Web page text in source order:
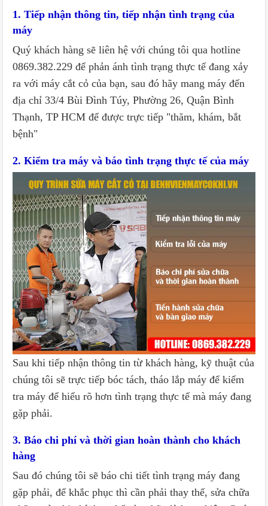
1. Tiếp nhận thông tin, tiếp nhận tình trạng của
máy
Quý khách hàng sẽ liên hệ với chúng tôi qua hotline
0869.382.229 để phản ánh tình trạng thực tế đang xảy
ra với máy cắt cỏ của bạn, sau đó hãy mang máy đến
địa chỉ 33/4 Bùi Đình Túy, Phường 26, Quận Bình
Thạnh, TP HCM để được trực tiếp "thăm, khám, bắt
bệnh"
2. Kiểm tra máy và báo tình trạng thực tế của máy
Sau khi tiếp nhận thông tin từ khách hàng, kỹ thuật của
chúng tôi sẽ trực tiếp bóc tách, tháo lắp máy để kiểm
tra máy để hiểu rõ hơn tình trạng thực tế mà máy đang
gặp phải.
3. Báo chi phí và thời gian hoàn thành cho khách
hàng
Sau đó chúng tôi sẽ báo chi tiết tình trạng máy đang
gặp phải, để khắc phục thì cần phải thay thế, sửa chữa